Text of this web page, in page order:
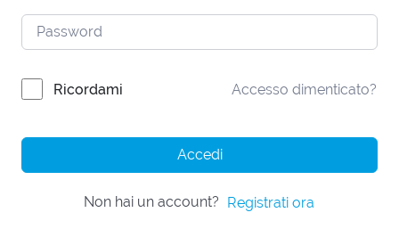
Ricordami Accesso dimenticato?
Accedi
Non hai un account? Registrati ora